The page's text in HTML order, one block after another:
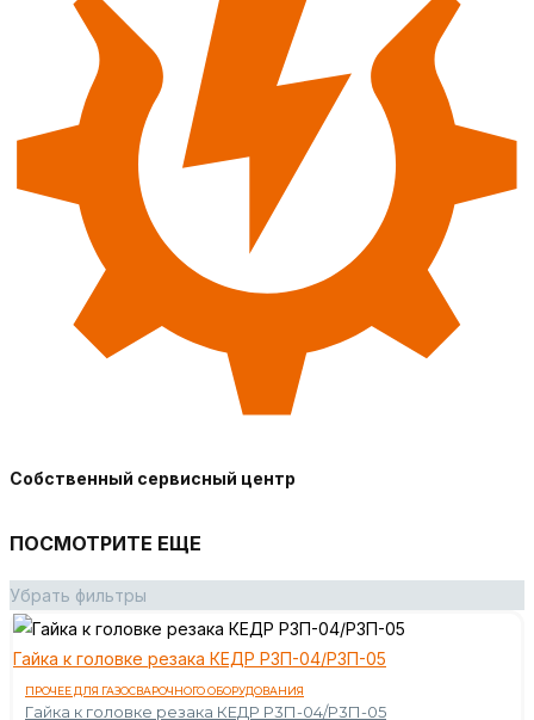
Собственный сервисный центр
ПОСМОТРИТЕ ЕЩЕ
Убрать фильтры
Гайка к головке резака КЕДР Р3П-04/Р3П-05
ПРОЧЕЕ ДЛЯ ГАЗОСВАРОЧНОГО ОБОРУДОВАНИЯ
Гайка к головке резака КЕДР Р3П-04/Р3П-05